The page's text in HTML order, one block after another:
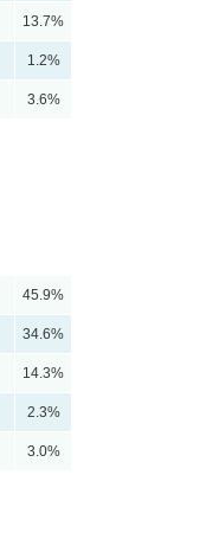
13.7%
1.2%
3.6%
45.9%
34.6%
14.3%
2.3%
3.0%